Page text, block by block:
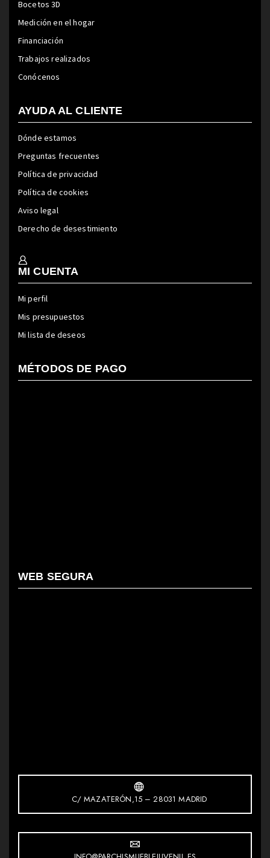
Bocetos 3D
Medición en el hogar
Financiación
Trabajos realizados
Conócenos
AYUDA AL CLIENTE
Dónde estamos
Preguntas frecuentes
Política de privacidad
Política de cookies
Aviso legal
Derecho de desestimiento
MI CUENTA
Mi perfil
Mis presupuestos
Mi lista de deseos
MÉTODOS DE PAGO
WEB SEGURA
C/ MAZATERÓN,15 – 28031 MADRID